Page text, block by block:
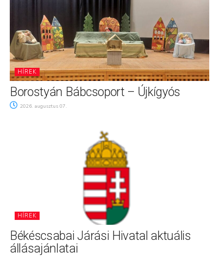
HÍREK
Borostyán Bábcsoport – Újkígyós
2026. augusztus 07.
HÍREK
Békéscsabai Járási Hivatal aktuális
állásajánlatai